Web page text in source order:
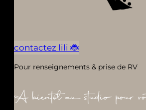
contactez lili 🐞
Pour renseignements & prise de RV
A bientôt au studio pour